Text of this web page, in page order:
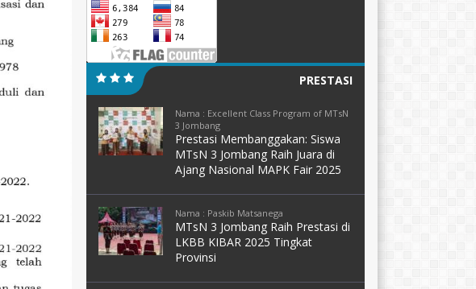
PRESTASI
Nama : Excellent Class Program of MTsN
3 Jombang
Prestasi Membanggakan: Siswa
MTsN 3 Jombang Raih Juara di
Ajang Nasional MAPK Fair 2025
Nama : Paskib Matsanega
MTsN 3 Jombang Raih Prestasi di
LKBB KIBAR 2025 Tingkat
Provinsi